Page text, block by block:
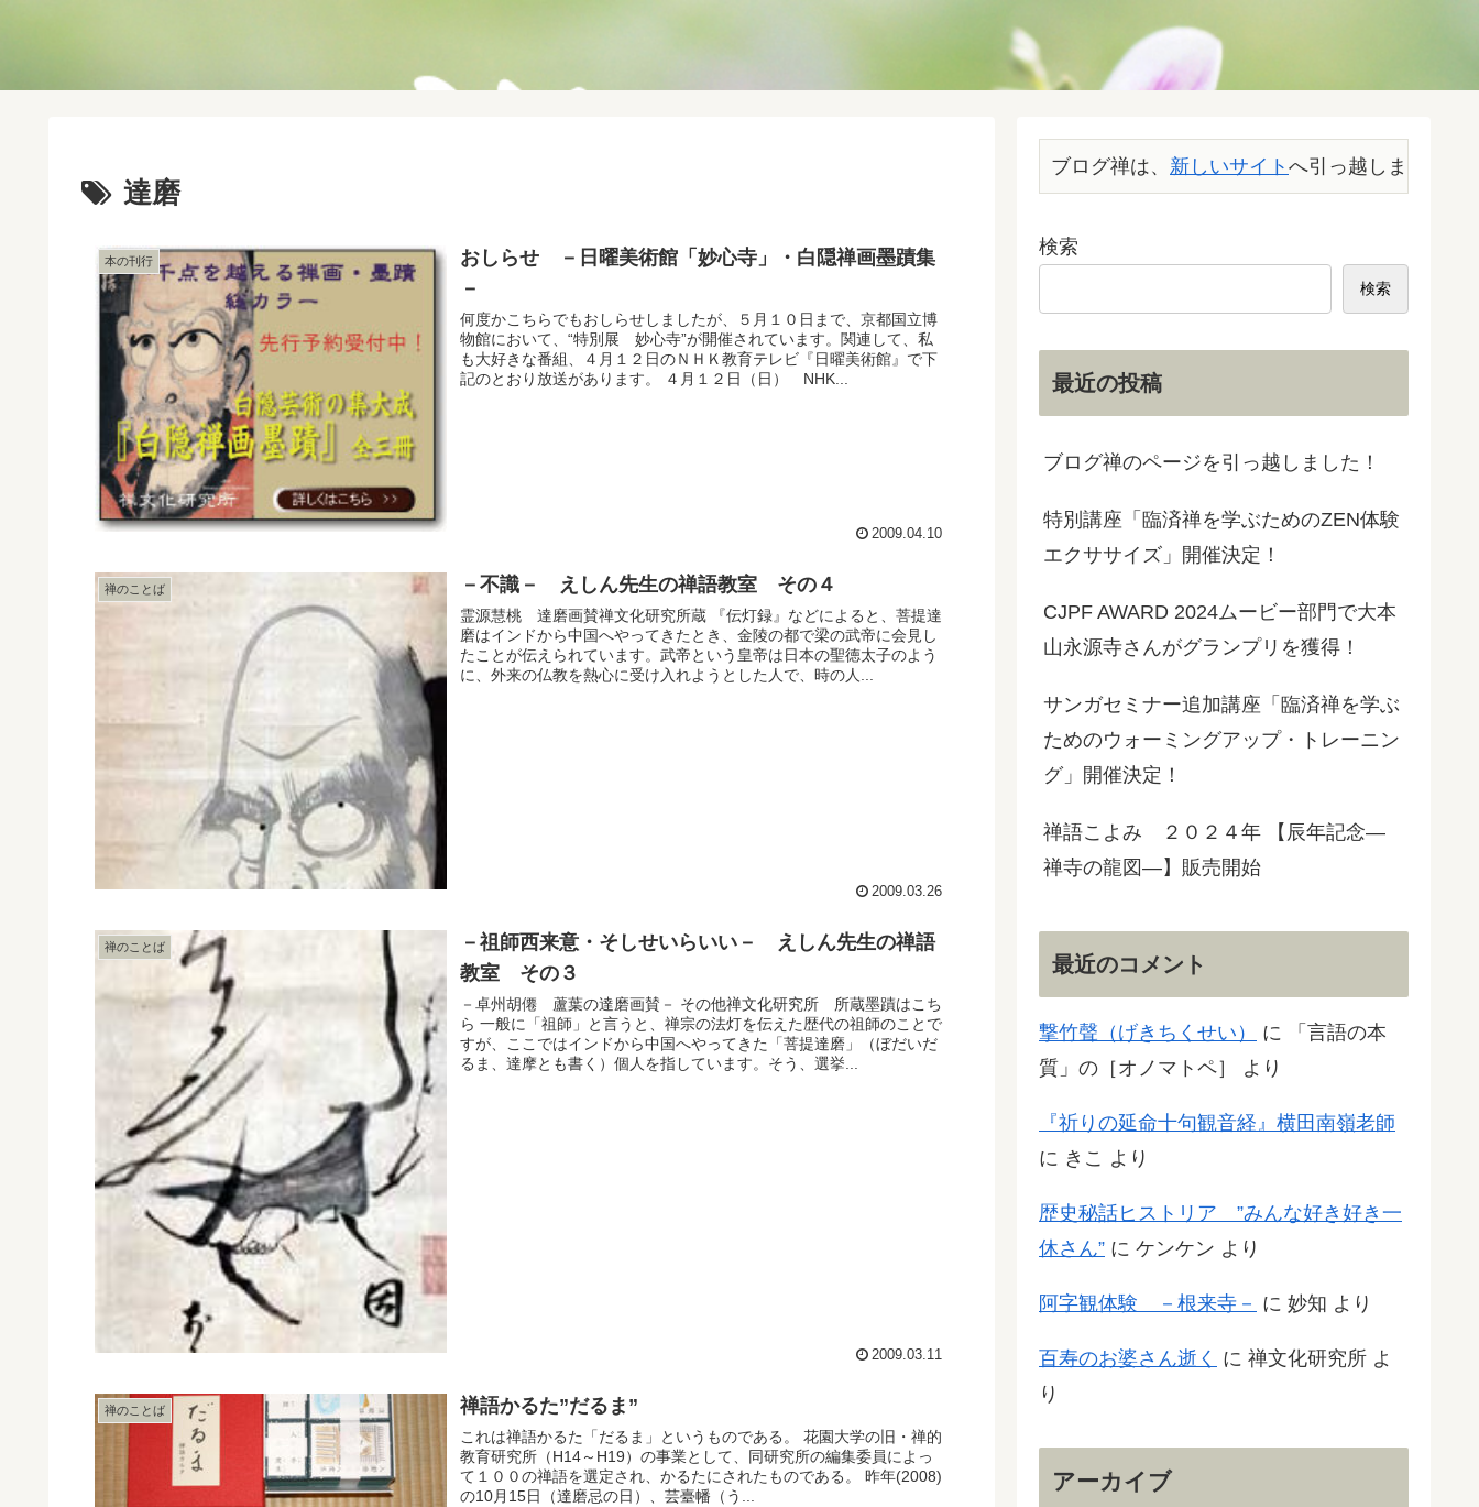
達磨
本の刊行
おしらせ －日曜美術館「妙心寺」・白隠禅画墨蹟集
－
何度かこちらでもおしらせしましたが、５月１０日まで、京都国立博
物館において、“特別展 妙心寺”が開催されています。関連して、私
も大好きな番組、４月１２日のＮＨＫ教育テレビ『日曜美術館』で下
記のとおり放送があります。 ４月１２日（日） NHK...
2009.04.10
禅のことば －不識－ えしん先生の禅語教室 その４
霊源慧桃 達磨画賛禅文化研究所蔵 『伝灯録』などによると、菩提達
磨はインドから中国へやってきたとき、金陵の都で梁の武帝に会見し
たことが伝えられています。武帝という皇帝は日本の聖徳太子のよう
に、外来の仏教を熱心に受け入れようとした人で、時の人...
2009.03.26
禅のことば
－祖師西来意・そしせいらいい－ えしん先生の禅語
教室 その３
－卓州胡僊 蘆葉の達磨画賛－ その他禅文化研究所 所蔵墨蹟はこち
ら 一般に「祖師」と言うと、禅宗の法灯を伝えた歴代の祖師のことで
すが、ここではインドから中国へやってきた「菩提達磨」（ぼだいだ
るま、達摩とも書く）個人を指しています。そう、選挙...
2009.03.11
禅のことば 禅語かるた”だるま”
これは禅語かるた「だるま」というものである。 花園大学の旧・禅的
教育研究所（H14～H19）の事業として、同研究所の編集委員によっ
て１００の禅語を選定され、かるたにされたものである。 昨年(2008)
の10月15日（達磨忌の日）、芸臺幡（う...
ブログ禅は、 新しいサイトへ引っ越しました。
検索
検索
最近の投稿
ブログ禅のページを引っ越しました！
特別講座「臨済禅を学ぶためのZEN体験
エクササイズ」開催決定！
CJPF AWARD 2024ムービー部門で大本
山永源寺さんがグランプリを獲得！
サンガセミナー追加講座「臨済禅を学ぶ
ためのウォーミングアップ・トレーニン
グ」開催決定！
禅語こよみ ２０２４年 【辰年記念―
禅寺の龍図―】販売開始
最近のコメント
撃竹聲（げきちくせい） に
「言語の本
質」の［オノマトペ］
より
『祈りの延命十句観音経』横田南嶺老師
に きこ より
歴史秘話ヒストリア ”みんな好き好き一
休さん” に ケンケン より
阿字観体験 －根来寺－ に 妙知 より
百寿のお婆さん逝く に 禅文化研究所 よ
り
アーカイブ